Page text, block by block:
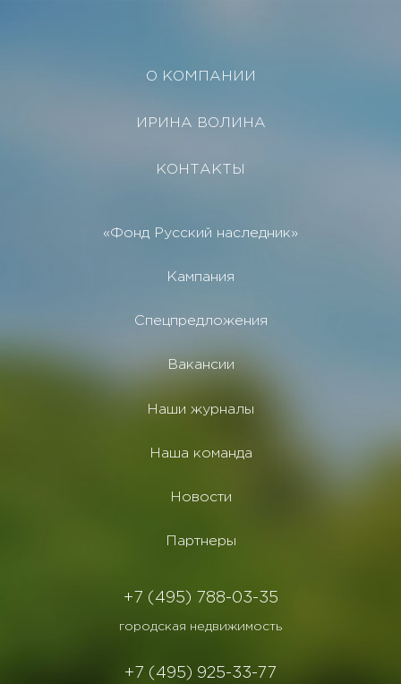
О КОМПАНИИ
ИРИНА ВОЛИНА
КОНТАКТЫ
«Фонд Русский наследник»
Кампания
Спецпредложения
Вакансии
Наши журналы
Наша команда
Новости
Партнеры
+7 (495) 788-03-35
городская недвижимость
+7 (495) 925-33-77